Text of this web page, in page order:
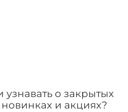
о закрытых
и акциях?